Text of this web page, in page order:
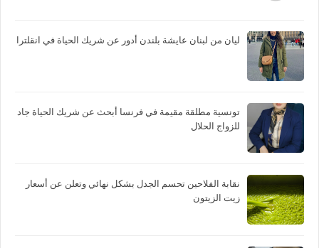
ليان من لبنان عايشة بلندن أدور عن شريك الحياة في انقلترا
تونسية مطلقة مقيمة في فرنسا أبحث عن شريك الحياة جاد
للزواج الحلال
نقابة الفلاحين تحسم الجدل بشكل نهائي وتعلن عن أسعار
زيت الزيتون